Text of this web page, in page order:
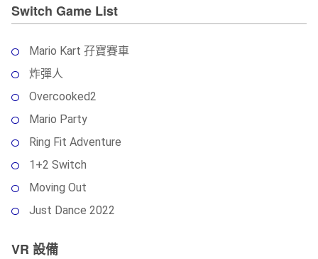
Switch Game List
Mario Kart 孖寶賽車
炸彈人
Overcooked2
Mario Party
Ring Fit Adventure
1+2 Switch
Moving Out
Just Dance 2022
VR 設備